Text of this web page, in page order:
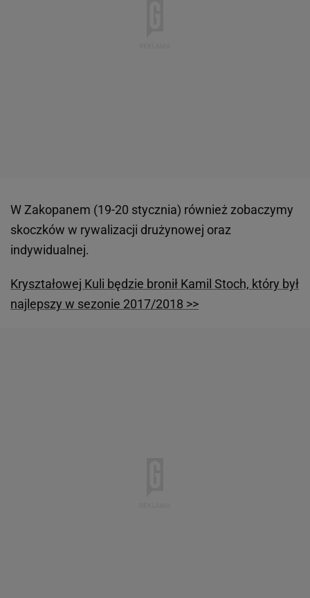
W Zakopanem (19-20 stycznia) również zobaczymy
skoczków w rywalizacji drużynowej oraz
indywidualnej.
Kryształowej Kuli będzie bronił Kamil Stoch, który był
najlepszy w sezonie 2017/2018 >>